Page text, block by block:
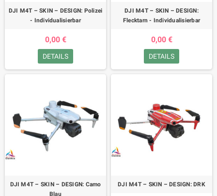
DJI M4T – SKIN – DESIGN: Polizei
- Individualisierbar
0,00 €
DETAILS
DJI M4T – SKIN – DESIGN:
Flecktarn - Individualisierbar
0,00 €
DETAILS
DJI M4T – SKIN – DESIGN: Camo
Blau
DJI M4T – SKIN – DESIGN: DRK